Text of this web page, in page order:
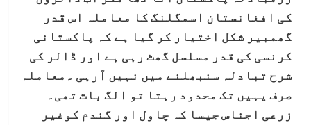
کی افغانستان اسمگلنگ کا معاملہ اس قدر
گھمبیر شکل اختیار کر گیا ہے کہ پاکستانی
کرنسی کی قدر مسلسل گھٹ رہی ہے اور ڈالر کی
شرح تبادلہ سنبھلنے میں نہیں آرہی ۔معاملہ
صرف یہیں تک محدود رہتا تو الگ بات تھی۔
زرعی اجناس جیسا کہ چاول اور گندم کوغیر